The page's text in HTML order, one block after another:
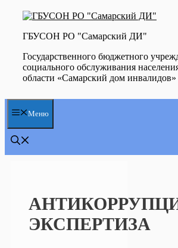
Перейти
содержимому
ГБУСОН РО "Самарский ДИ"
Государственного бюджетного
социального обслуживания
области «Самарский дом инвалидов»
Меню
ЭКСПЕРТИЗА